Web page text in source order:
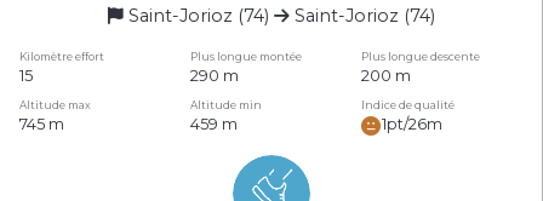
Saint-Jorioz (74) Saint-Jorioz (74)
Kilomètre effort Plus longue montée Plus longue descente
15 290 m 200 m
Altitude max Altitude min Indice de qualité
745 m 459 m 1pt/26m